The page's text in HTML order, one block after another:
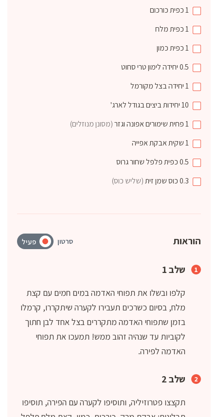
1כפיתכורכום
1כפיתמלח
1כפיתכמון
0.5יחידהלימון טרי סחוט
1יחידהבצל מקורמל
10יחידותביצים בגודל לארג'
1פחית שימוריםאפונה וגזר(מסונן מנוזלים)
1שקיתאבקת אפייה
0.5כפיתפלפל שחור גרוס
0.3כוסשמן זית(שליש כוס)
הוראות סרטון פעיל
שלב 1
קלפו ובשלו את תפוחי האדמה במים חמים עם קצת
מלח, בסיום כשרכים תעבירו לקערה שיתקררו, קרמלו
בזמן שתפוחי האדמה מתקררים בצל אחד לבן חתוך
לקוביות עד שנהיה זהוב ממש! תמעכו את תפוחי
האדמה לפירה.
שלב 2
תקצצו פטרוזיליה, ותוסיפו לקערה עם הפירה, תוסיפו